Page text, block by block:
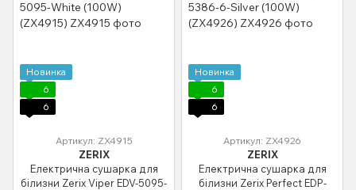
Новинка
6
6
Артикул: ZX4915
ZERIX
Електрична сушарка для
білизни Zerix Viper EDV-5095-
Новинка
6
6
Артикул: ZX4926
ZERIX
Електрична сушарка для
білизни Zerix Perfect EDP-